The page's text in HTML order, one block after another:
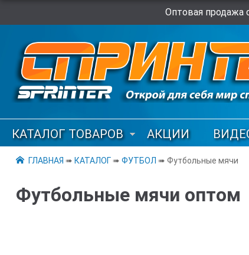
Оптовая продажа
КАТАЛОГ ТОВАРОВ АКЦИИ
ГЛАВНАЯ ➠ КАТАЛОГ➠ ФУТБОЛ ➠ Футбольные мячи
Футбольные мячи оптом